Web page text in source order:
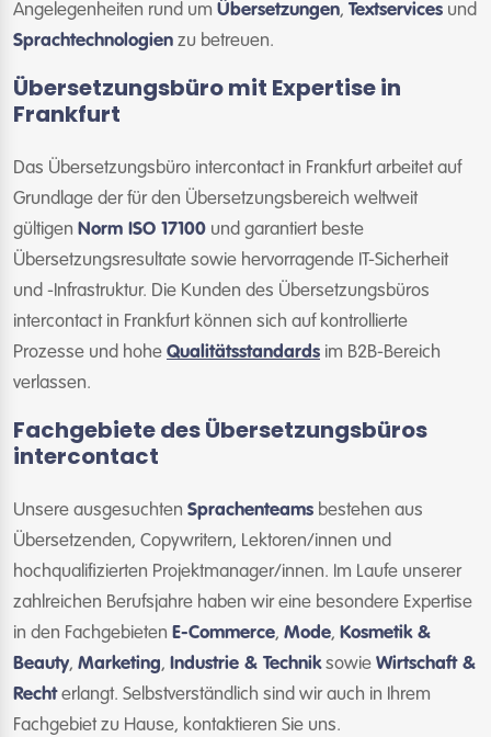
Angelegenheiten rund um Übersetzungen, Textservices und
Sprachtechnologien zu betreuen.
Übersetzungsbüro mit Expertise in
Frankfurt
Das Übersetzungsbüro intercontact in Frankfurt arbeitet auf
Grundlage der für den Übersetzungsbereich weltweit
gültigen Norm ISO 17100 und garantiert beste
Übersetzungsresultate sowie hervorragende IT-Sicherheit
und -Infrastruktur. Die Kunden des Übersetzungsbüros
intercontact in Frankfurt können sich auf kontrollierte
Prozesse und hohe Qualitätsstandards im B2B-Bereich
verlassen.
Fachgebiete des Übersetzungsbüros
intercontact
Unsere ausgesuchten Sprachenteams bestehen aus
Übersetzenden, Copywritern, Lektoren/innen und
hochqualifizierten Projektmanager/innen. Im Laufe unserer
zahlreichen Berufsjahre haben wir eine besondere Expertise
in den Fachgebieten E-Commerce, Mode, Kosmetik &
Beauty, Marketing, Industrie & Techniksowie Wirtschaft &
Rechterlangt. Selbstverständlich sind wir auch in Ihrem
Fachgebiet zu Hause, kontaktieren Sie uns.